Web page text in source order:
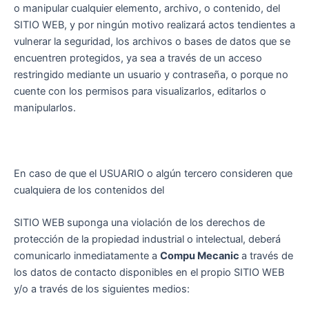
o manipular cualquier elemento, archivo, o contenido, del
SITIO WEB, y por ningún motivo realizará actos tendientes a
vulnerar la seguridad, los archivos o bases de datos que se
encuentren protegidos, ya sea a través de un acceso
restringido mediante un usuario y contraseña, o porque no
cuente con los permisos para visualizarlos, editarlos o
manipularlos.
En caso de que el USUARIO o algún tercero consideren que
cualquiera de los contenidos del
SITIO WEB suponga una violación de los derechos de
protección de la propiedad industrial o intelectual, deberá
comunicarlo inmediatamente a Compu Mecanic a través de
los datos de contacto disponibles en el propio SITIO WEB
y/o a través de los siguientes medios: